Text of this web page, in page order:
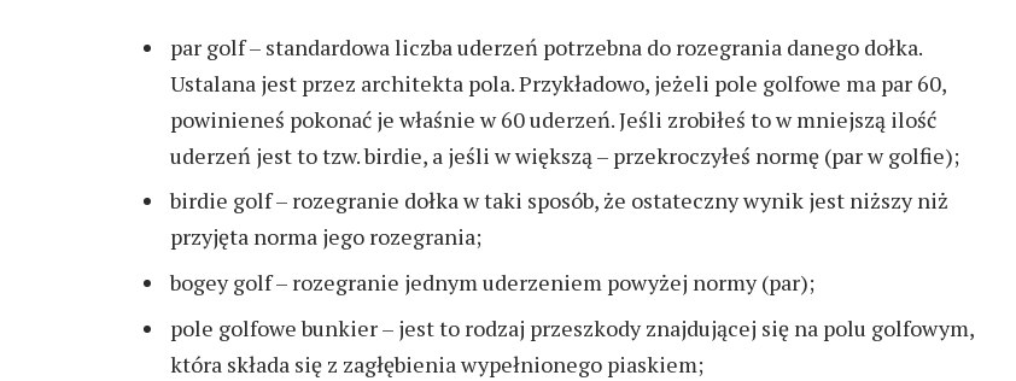
par golf – standardowa liczba uderzeń potrzebna do rozegrania danego dołka.
Ustalana jest przez architekta pola. Przykładowo, jeżeli pole golfowe ma par 60,
powinieneś pokonać je właśnie w 60 uderzeń. Jeśli zrobiłeś to w mniejszą ilość
uderzeń jest to tzw. birdie, a jeśli w większą – przekroczyłeś normę (par w golfie);
birdie golf – rozegranie dołka w taki sposób, że ostateczny wynik jest niższy niż
przyjęta norma jego rozegrania;
bogey golf – rozegranie jednym uderzeniem powyżej normy (par);
pole golfowe bunkier – jest to rodzaj przeszkody znajdującej się na polu golfowym,
która składa się z zagłębienia wypełnionego piaskiem;